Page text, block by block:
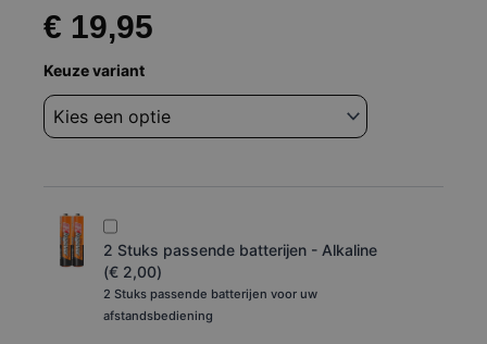
€ 19,95
Keuze variant
2 Stuks passende batterijen - Alkaline
(€ 2,00)
2 Stuks passende batterijen voor uw
afstandsbediening
Afstandsbediening
Konig
DVB-
TSCART10